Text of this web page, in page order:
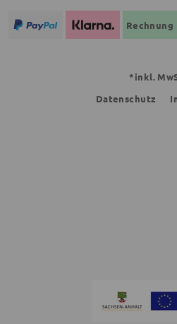
Rechnung
*inkl.
Datenschutz